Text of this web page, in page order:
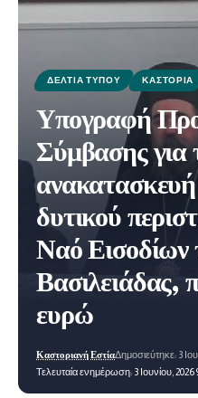
ΔΕΛΤΊΑ ΤΎΠΟΥ ΚΑΣΤΟΡΙΆ
Υπογραφή
Σύμβασης για
δυτικού
Ναό Εισοδίων
ευρώ
Τελευταία ενημέρωση: 3 Ιουνίου, 2026
Καστοριανή ΕστίαΔημοσιεύτηκε: 3